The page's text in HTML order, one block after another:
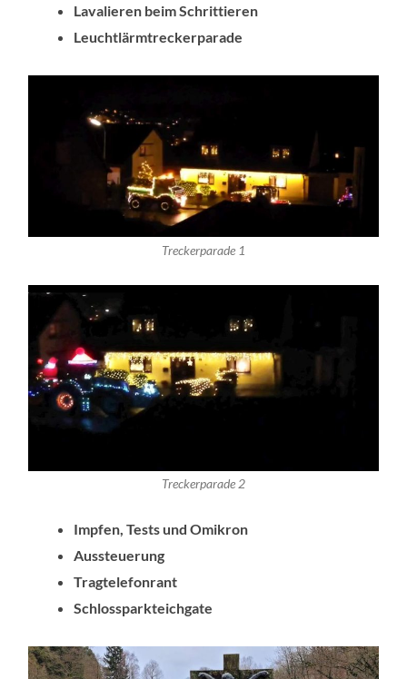
Lavalieren beim Schrittieren
Leuchtlärmtreckerparade
Treckerparade 1
Treckerparade 2
Impfen, Tests und Omikron
Aussteuerung
Tragtelefonrant
Schlossparkteichgate